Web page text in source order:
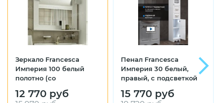
Зеркало Francesca
Империя 100 белый
полотно (со
12 770 руб
Пенал Francesca
Империя 30 белый,
правый, с подсветкой
15 770 руб